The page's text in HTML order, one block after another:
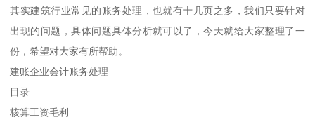
其实建筑行业常见的账务处理，也就有十几页之多，我们只要针对
出现的问题，具体问题具体分析就可以了，今天就给大家整理了一
份，希望对大家有所帮助。
建账企业会计账务处理
目录
核算工资毛利